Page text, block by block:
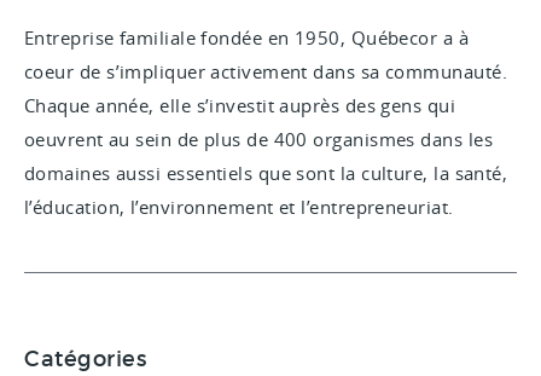
Entreprise familiale fondée en 1950, Québecor a à
coeur de s’impliquer activement dans sa communauté.
Chaque année, elle s’investit auprès des gens qui
oeuvrent au sein de plus de 400 organismes dans les
domaines aussi essentiels que sont la culture, la santé,
l’éducation, l’environnement et l’entrepreneuriat.
Catégories